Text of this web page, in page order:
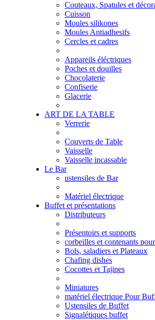
Couteaux, Spatules et
Cuisson
Moules silikones
Moules Antiadhesifs
Cercles et cadres
Appareils éléctriques
Poches et douilles
Chocolaterie
Confiserie
Glacerie
ART DE LA TABLE
Verrerie
Couverts de Table
Vaisselle
Vaisselle incassable
Le Bar
ustensiles de Bar
Matériel électrique
Buffet et présentations
Distributeurs
Présentoirs et supports
corbeilles et contenants
Bols, saladiers et Plateaux
Chafing dishes
Cocottes et Tajines
Miniatures
matériel électrique Pour
Ustensiles de Buffet
Signalétiques buffet